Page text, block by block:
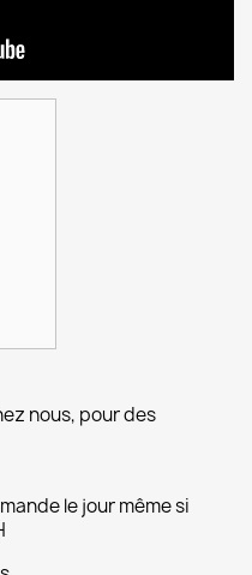
nous, pour des
le jour même si